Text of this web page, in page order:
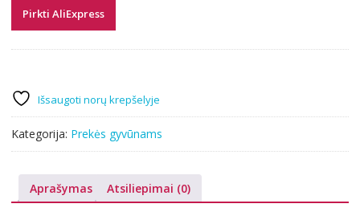
Pirkti AliExpress
Išsaugoti norų krepšelyje
Kategorija: Prekės gyvūnams
Aprašymas Atsiliepimai (0)